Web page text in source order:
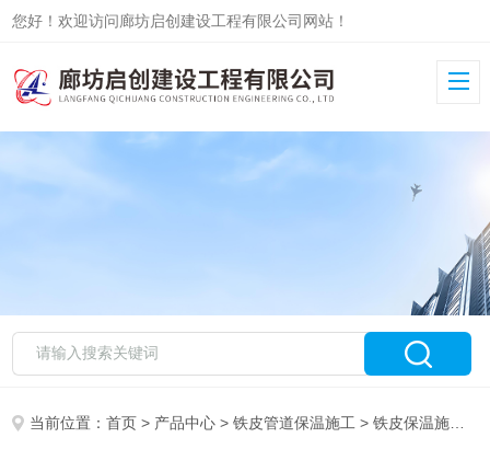
您好！欢迎访问廊坊启创建设工程有限公司网站！
当前位置：首页 > 产品中心 >铁皮管道保温施工 >铁皮保温施工队